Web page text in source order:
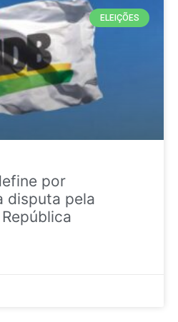
ELEIÇÕES
por
disputa pela